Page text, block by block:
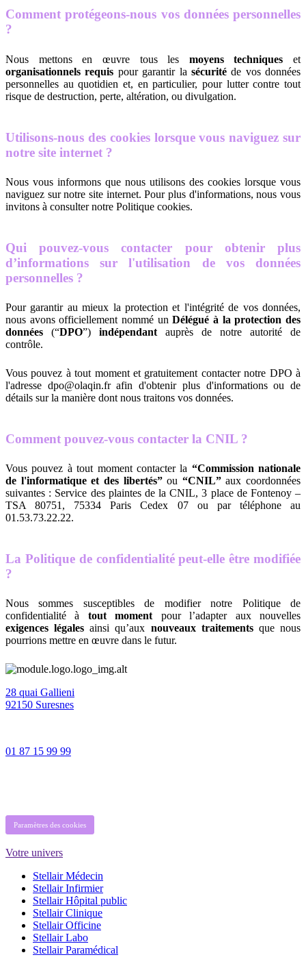
Comment protégeons-nous vos données personnelles
?
Nous mettons en œuvre tous les moyens techniques et
organisationnels requis pour garantir la sécuritéde vos données
personnelles au quotidien et, en particulier, pour lutter contre tout
risque de destruction, perte, altération, ou divulgation.
Utilisons-nous des cookies lorsque vous naviguez sur
notre site internet ?
Nous vous informons que nous utilisons des cookies lorsque vous
naviguez sur notre site internet. Pour plus d'informations, nous vous
invitons à consulter notre Politique cookies.
Qui pouvez-vous contacter pour obtenir plus
d’informations sur l'utilisation de vos données
personnelles ?
Pour garantir au mieux la protection et l'intégrité de vos données,
nous avons officiellement nommé unDélégué à la protection des
données (“DPO”) indépendant auprès de notre autorité de
contrôle.
Vous pouvez à tout moment et gratuitement contacter notre DPO à
l'adresse dpo@olaqin.fr afin d'obtenir plus d'informations ou de
détails sur la manière dont nous traitons vos données.
Comment pouvez-vous contacter la CNIL ?
Vous pouvez à tout moment contacter la “Commission nationale
de l'informatique et des libertés”ou “CNIL”aux coordonnées
suivantes : Service des plaintes de la CNIL, 3 place de Fontenoy –
TSA 80751, 75334 Paris Cedex 07 ou par téléphone au
01.53.73.22.22.
La Politique de confidentialité peut-elle être modifiée
?
Nous sommes susceptibles de modifier notre Politique de
confidentialité à tout moment pour l’adapter aux nouvelles
exigences légales ainsi qu’aux nouveaux traitementsque nous
pourrions mettre en œuvre dans le futur.
28 quai Gallieni
92150 Suresnes
01 87 15 99 99
Paramètres des cookies
Votre univers
Stellair Médecin
Stellair Infirmier
Stellair Hôpital public
Stellair Clinique
Stellair Officine
Stellair Labo
Stellair Paramédical